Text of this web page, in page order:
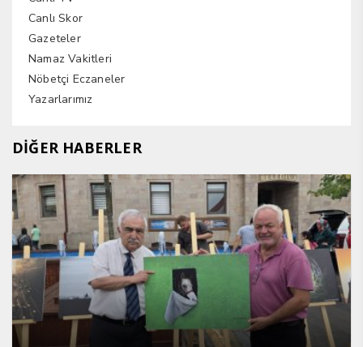
Canlı Skor
Gazeteler
Namaz Vakitleri
Nöbetçi Eczaneler
Yazarlarımız
DİĞER HABERLER